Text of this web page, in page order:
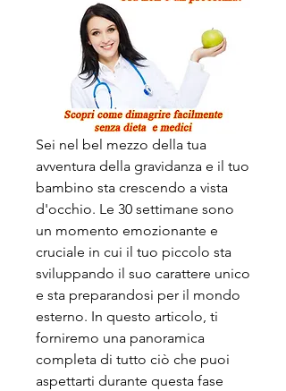
Sei nel bel mezzo della tua
avventura della gravidanza e il tuo
bambino sta crescendo a vista
d'occhio. Le 30 settimane sono
un momento emozionante e
cruciale in cui il tuo piccolo sta
sviluppando il suo carattere unico
e sta preparandosi per il mondo
esterno. In questo articolo, ti
forniremo una panoramica
completa di tutto ciò che puoi
aspettarti durante questa fase